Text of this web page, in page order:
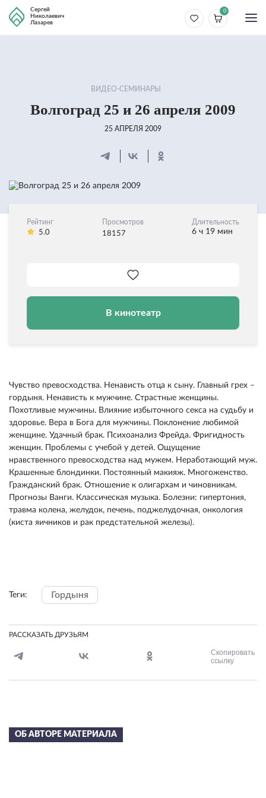
Сергей
Николаевич
Лазарев
0
ВИДЕО-СЕМИНАРЫ
Волгоград 25 и 26 апреля 2009
25 АПРЕЛЯ 2009
Рейтинг
5.0
Просмотров
18157
Длительность
6 ч 19 мин
В кинотеатр
Чувство превосходства. Ненависть отца к сыну. Главный грех –
гордыня. Ненависть к мужчине. Страстные женщины.
Похотливые мужчины. Влияние избыточного секса на судьбу и
здоровье. Вера в Бога для мужчины. Поклонение любимой
женщине. Удачный брак. Психоанализ Фрейда. Фригидность
женщин. Проблемы с учебой у детей. Ощущение
нравственного превосходства над мужем. Неработающий муж.
Крашенные блондинки. Постоянный макияж. Многоженство.
Гражданский брак. Отношение к олигархам и чиновникам.
Прогнозы Ванги. Классическая музыка. Болезни: гипертония,
травма колена, желудок, печень, поджелудочная, онкология
(киста яичников и рак предстательной железы).
Теги: Гордыня
РАССКАЗАТЬ ДРУЗЬЯМ
Скопировать
ссылку
ОБ АВТОРЕ МАТЕРИАЛА